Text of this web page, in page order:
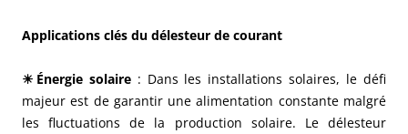
Applications clés du délesteur de courant
☀Énergie solaire: Dans les installations solaires, le défi
majeur est de garantir une alimentation constante malgré
les fluctuations de la production solaire. Le délesteur